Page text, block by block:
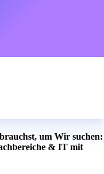
um Wir suchen:
& IT mit